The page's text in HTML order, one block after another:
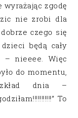
wyrażając zgodę
nie zrobi dla
czego się
będą cały
– nieeee. Więc
do momentu,
dnia –
To